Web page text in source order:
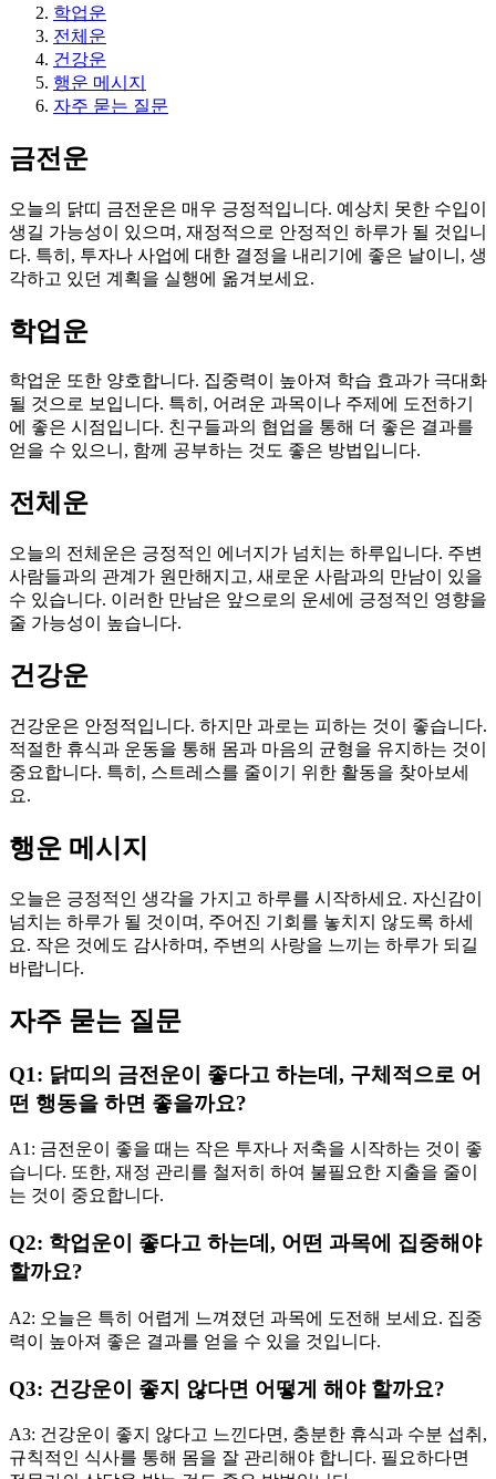
학업운
전체운
건강운
행운 메시지
자주 묻는 질문
금전운
오늘의 닭띠 금전운은 매우 긍정적입니다. 예상치 못한 수입이
생길 가능성이 있으며, 재정적으로 안정적인 하루가 될 것입니
다. 특히, 투자나 사업에 대한 결정을 내리기에 좋은 날이니, 생
각하고 있던 계획을 실행에 옮겨보세요.
학업운
학업운 또한 양호합니다. 집중력이 높아져 학습 효과가 극대화
될 것으로 보입니다. 특히, 어려운 과목이나 주제에 도전하기
에 좋은 시점입니다. 친구들과의 협업을 통해 더 좋은 결과를
얻을 수 있으니, 함께 공부하는 것도 좋은 방법입니다.
전체운
오늘의 전체운은 긍정적인 에너지가 넘치는 하루입니다. 주변
사람들과의 관계가 원만해지고, 새로운 사람과의 만남이 있을
수 있습니다. 이러한 만남은 앞으로의 운세에 긍정적인 영향을
줄 가능성이 높습니다.
건강운
건강운은 안정적입니다. 하지만 과로는 피하는 것이 좋습니다.
적절한 휴식과 운동을 통해 몸과 마음의 균형을 유지하는 것이
중요합니다. 특히, 스트레스를 줄이기 위한 활동을 찾아보세
요.
행운 메시지
오늘은 긍정적인 생각을 가지고 하루를 시작하세요. 자신감이
넘치는 하루가 될 것이며, 주어진 기회를 놓치지 않도록 하세
요. 작은 것에도 감사하며, 주변의 사랑을 느끼는 하루가 되길
바랍니다.
자주 묻는 질문
Q1: 닭띠의 금전운이 좋다고 하는데, 구체적으로 어
떤 행동을 하면 좋을까요?
A1: 금전운이 좋을 때는 작은 투자나 저축을 시작하는 것이 좋
습니다. 또한, 재정 관리를 철저히 하여 불필요한 지출을 줄이
는 것이 중요합니다.
Q2: 학업운이 좋다고 하는데, 어떤 과목에 집중해야
할까요?
A2: 오늘은 특히 어렵게 느껴졌던 과목에 도전해 보세요. 집중
력이 높아져 좋은 결과를 얻을 수 있을 것입니다.
Q3: 건강운이 좋지 않다면 어떻게 해야 할까요?
A3: 건강운이 좋지 않다고 느낀다면, 충분한 휴식과 수분 섭취,
규칙적인 식사를 통해 몸을 잘 관리해야 합니다. 필요하다면